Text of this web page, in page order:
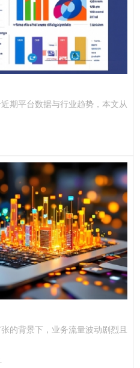
期平台数据与行业趋势，本文从
的背景下，业务流量波动剧烈且